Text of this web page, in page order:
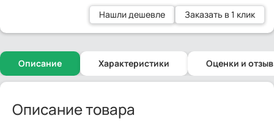
Нашли дешевле Заказать в 1 клик
Описание Характеристики Оценки и
Описание товара